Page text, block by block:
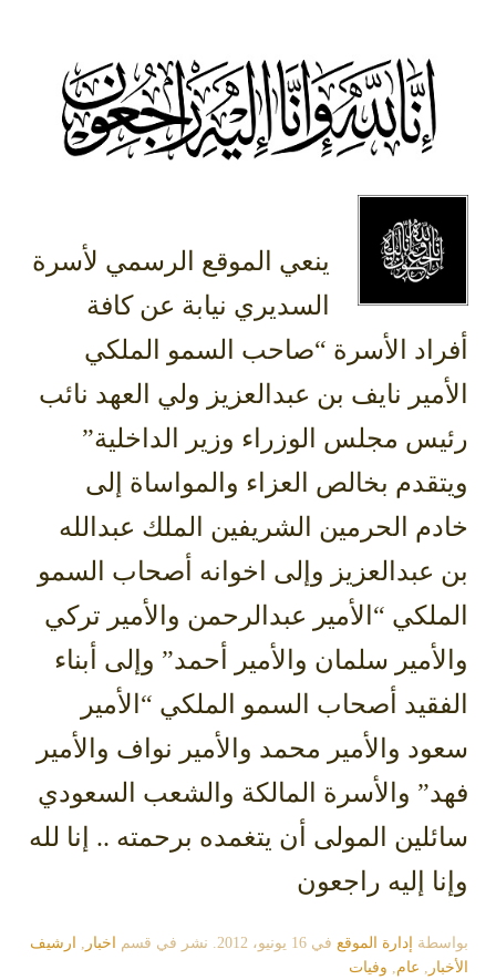
ينعي الموقع الرسمي لأسرة
السديري نيابة عن كافة
أفراد الأسرة “صاحب السمو الملكي
الأمير نايف بن عبدالعزيز ولي العهد نائب
رئيس مجلس الوزراء وزير الداخلية”
ويتقدم بخالص العزاء والمواساة إلى
خادم الحرمين الشريفين الملك عبدالله
بن عبدالعزيز وإلى اخوانه أصحاب السمو
الملكي “الأمير عبدالرحمن والأمير تركي
والأمير سلمان والأمير أحمد” وإلى أبناء
الفقيد أصحاب السمو الملكي “الأمير
سعود والأمير محمد والأمير نواف والأمير
فهد” والأسرة المالكة والشعب السعودي
سائلين المولى أن يتغمده برحمته .. إنا لله
وإنا إليه راجعون
بواسطة إدارة الموقع في 16 يونيو، 2012 . نشر في قسم اخبار ,
ارشيف
الأخبار , عام, وفيات